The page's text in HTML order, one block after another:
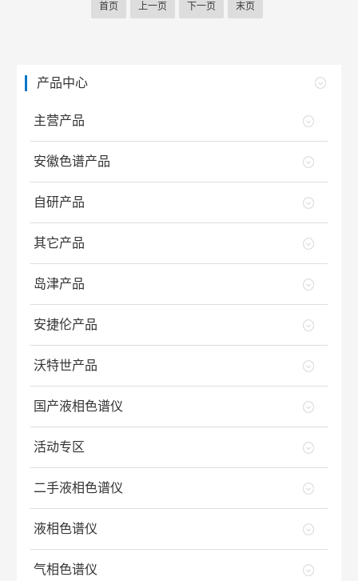
首页 上一页 下一页 末页
产品中心
主营产品
安徽色谱产品
自研产品
其它产品
岛津产品
安捷伦产品
沃特世产品
国产液相色谱仪
活动专区
二手液相色谱仪
液相色谱仪
气相色谱仪